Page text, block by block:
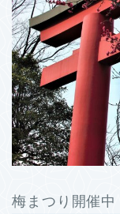
梅まつり開催中